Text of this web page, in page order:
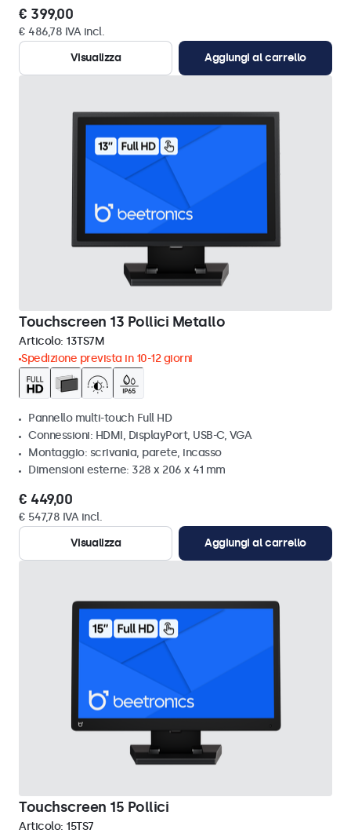
€ 399,00
€ 486,78 IVA incl.
Visualizza
Aggiungi al carrello
Touchscreen 13 Pollici Metallo
Articolo: 13TS7M
Spedizione prevista in 10-12 giorni
Pannello multi-touch Full HD
Connessioni: HDMI, DisplayPort, USB-C, VGA
Montaggio: scrivania, parete, incasso
Dimensioni esterne: 328 x 206 x 41 mm
€ 449,00
€ 547,78 IVA incl.
Visualizza
Aggiungi al carrello
Touchscreen 15 Pollici
Articolo: 15TS7